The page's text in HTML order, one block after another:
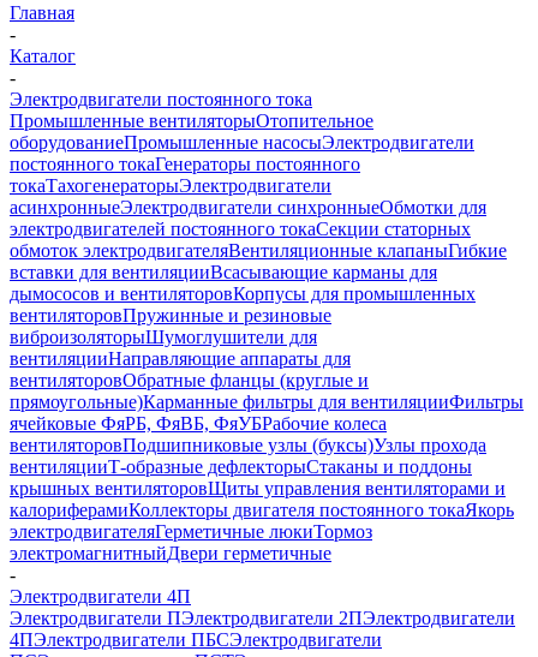
Главная
-
Каталог
-
Электродвигатели постоянного тока
Промышленные вентиляторыОтопительное
оборудованиеПромышленные насосыЭлектродвигатели
постоянного токаГенераторы постоянного
токаТахогенераторыЭлектродвигатели
асинхронныеЭлектродвигатели синхронныеОбмотки для
электродвигателей постоянного токаСекции статорных
обмоток электродвигателяВентиляционные клапаныГибкие
вставки для вентиляцииВсасывающие карманы для
дымососов и вентиляторовКорпусы для промышленных
вентиляторовПружинные и резиновые
виброизоляторыШумоглушители для
вентиляцииНаправляющие аппараты для
вентиляторовОбратные фланцы (круглые и
прямоугольные)Карманные фильтры для вентиляцииФильтры
ячейковые ФяРБ, ФяВБ, ФяУБРабочие колеса
вентиляторовПодшипниковые узлы (буксы)Узлы прохода
вентиляцииТ-образные дефлекторыСтаканы и поддоны
крышных вентиляторовЩиты управления вентиляторами и
калориферамиКоллекторы двигателя постоянного токаЯкорь
электродвигателяГерметичные люкиТормоз
электромагнитныйДвери герметичные
-
Электродвигатели 4П
Электродвигатели ПЭлектродвигатели 2ПЭлектродвигатели
4ПЭлектродвигатели ПБСЭлектродвигатели